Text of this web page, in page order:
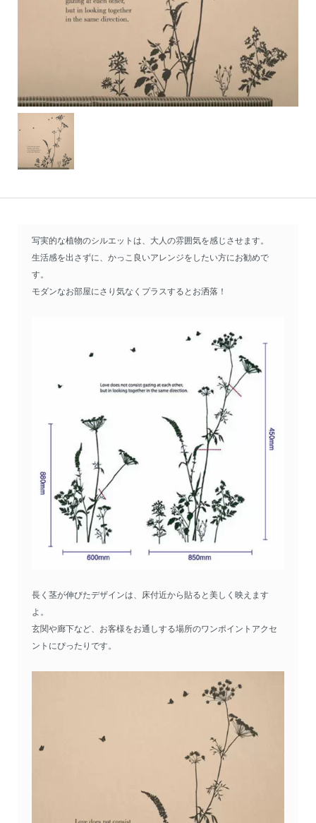
写実的な植物のシルエットは、大人の雰囲気を感じさせます。
生活感を出さずに、かっこ良いアレンジをしたい方にお勧めで
す。
モダンなお部屋にさり気なくプラスするとお洒落！
長く茎が伸びたデザインは、床付近から貼ると美しく映えます
よ。
玄関や廊下など、お客様をお通しする場所のワンポイントアクセ
ントにぴったりです。